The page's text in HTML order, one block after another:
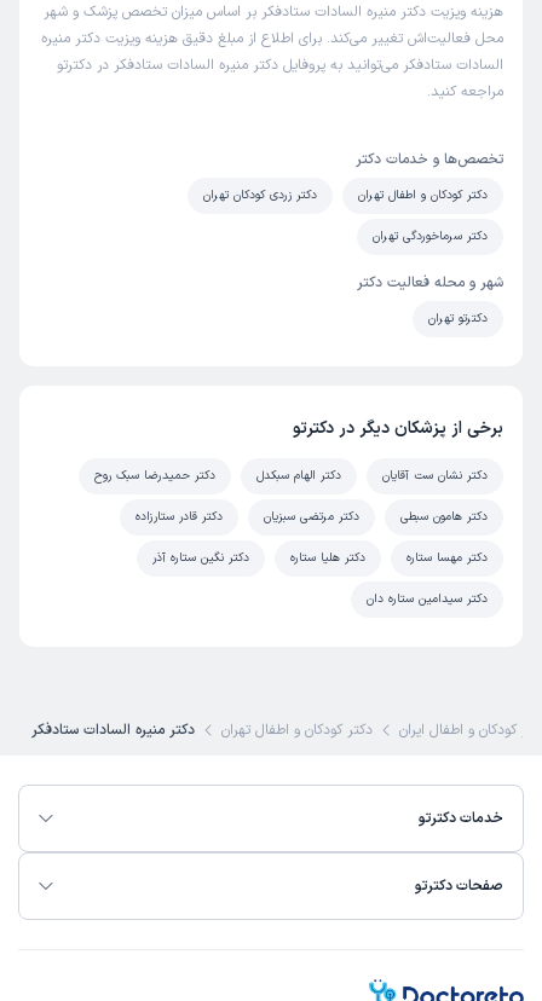
هزینه ویزیت دکتر منیره السادات ستادفکر بر اساس میزان تخصص پزشک و شهر
محل فعالیت‌اش تغییر می‌کند. برای اطلاع از مبلغ دقیق هزینه ویزیت دکتر منیره
السادات ستادفکر می‌توانید به پروفایل دکتر منیره السادات ستادفکر در دکترتو
مراجعه کنید.
تخصص‌ها و خدمات دکتر
دکتر کودکان و اطفال تهران دکتر زردی کودکان تهران
دکتر سرماخوردگی تهران
شهر و محله فعالیت دکتر
دکترتو تهران
برخی از پزشکان دیگر در دکترتو
دکتر نشان ست آقایان دکتر الهام سبکدل دکتر حمیدرضا سبک روح
دکتر هامون سبطی دکتر مرتضی سبزیان دکتر قادر ستارزاده
دکتر مهسا ستاره دکتر هلیا ستاره دکتر نگین ستاره آذر
دکتر سیدامین ستاره دان
کودکان و اطفال ایران دکتر کودکان و اطفال تهران دکتر منیره السادات ستادفکر
خدمات دکترتو
صفحات دکترتو